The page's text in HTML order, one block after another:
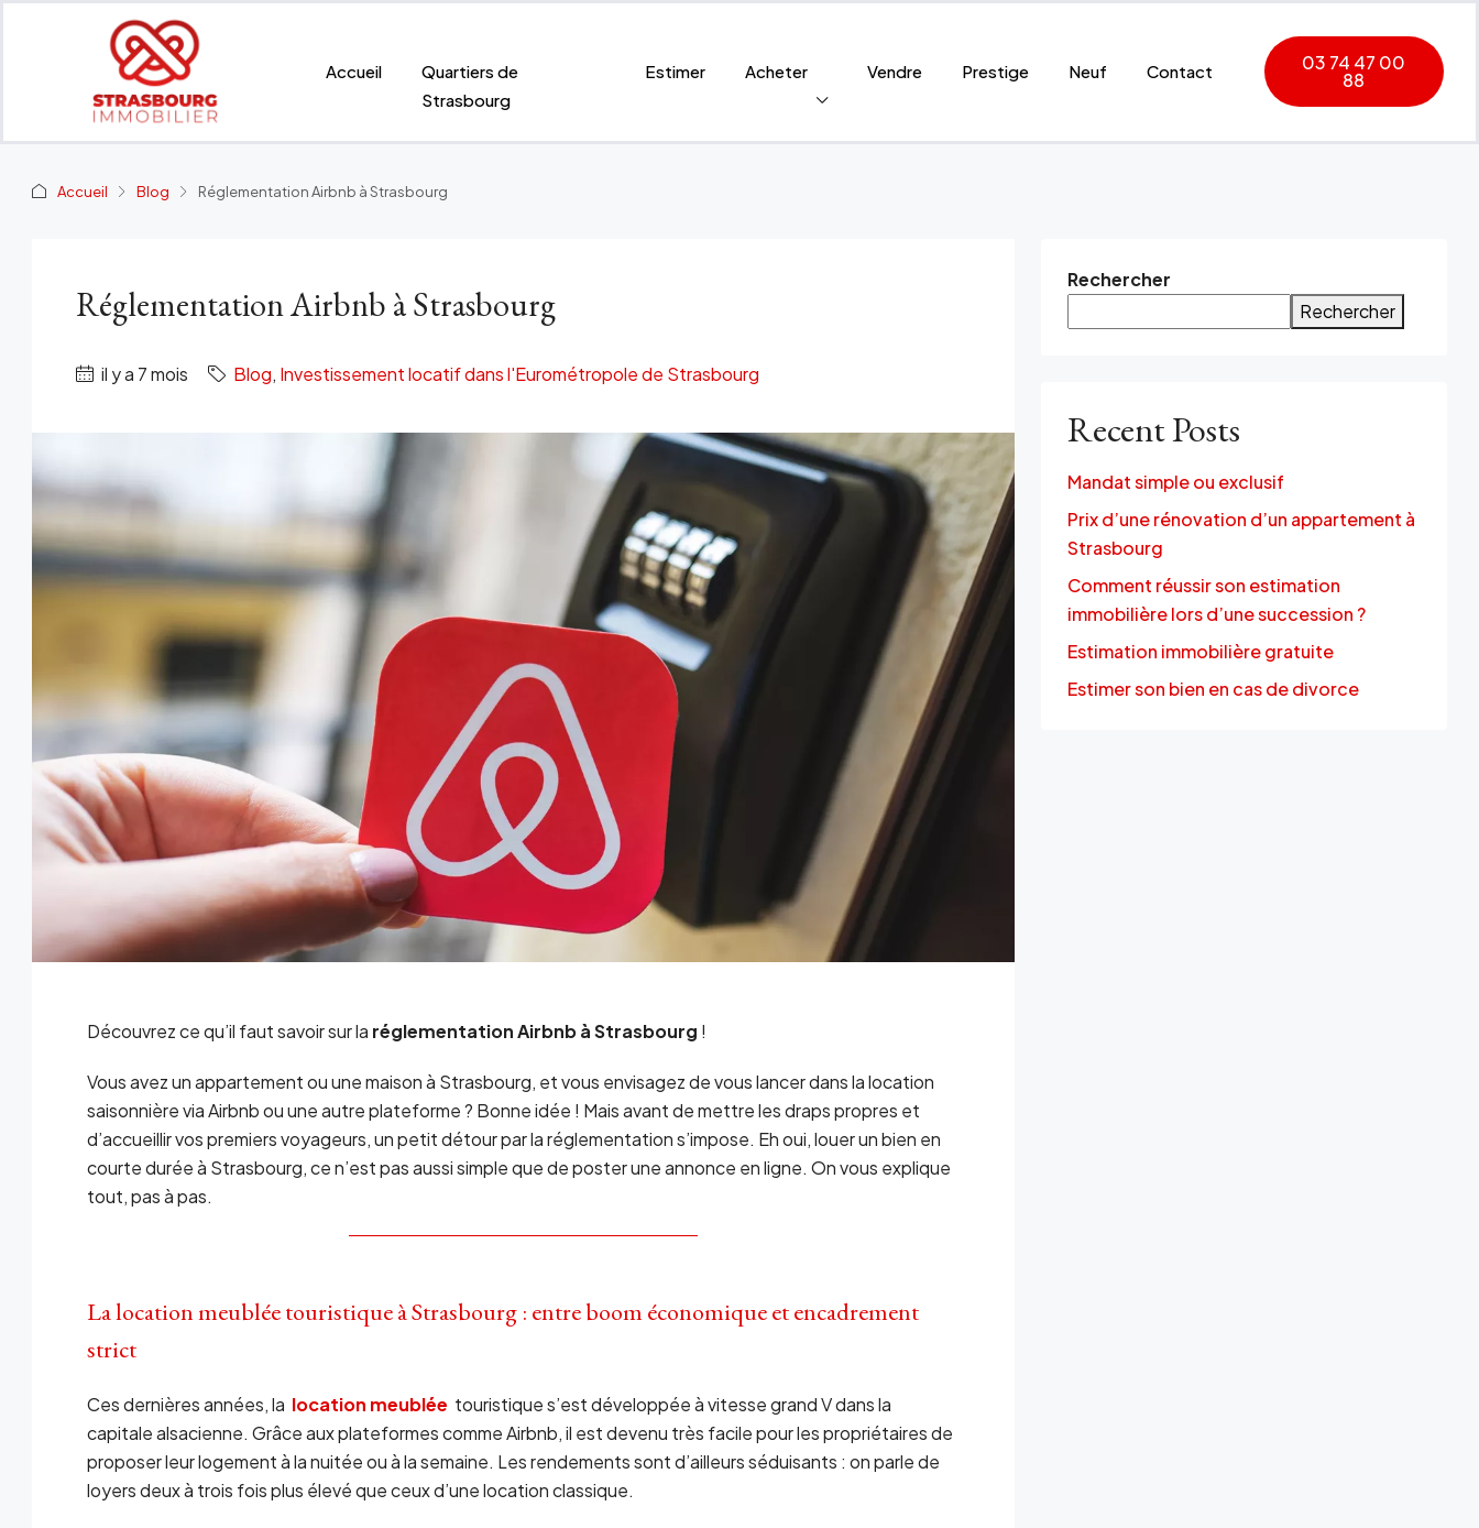
Accueil
Quartiers de
Strasbourg
Estimer Acheter Vendre Prestige Neuf Contact 03 74 47 00
88
Accueil Blog Réglementation Airbnb à Strasbourg
Réglementation Airbnb à Strasbourg
il y a 7 mois Blog, Investissement locatif dans l'Eurométropole de Strasbourg
Découvrez ce qu’il faut savoir sur la réglementation Airbnb à Strasbourg !
Vous avez un appartement ou une maison à Strasbourg, et vous envisagez de vous lancer dans la location
saisonnière via Airbnb ou une autre plateforme ? Bonne idée ! Mais avant de mettre les draps propres et
d’accueillir vos premiers voyageurs, un petit détour par la réglementation s’impose. Eh oui, louer un bien en
courte durée à Strasbourg, ce n’est pas aussi simple que de poster une annonce en ligne. On vous explique
tout, pas à pas.
La location meublée touristique à Strasbourg : entre boom économique et encadrement
strict
Ces dernières années, la location meublée touristique s’est développée à vitesse grand V dans la
capitale alsacienne. Grâce aux plateformes comme Airbnb, il est devenu très facile pour les propriétaires de
proposer leur logement à la nuitée ou à la semaine. Les rendements sont d’ailleurs séduisants : on parle de
loyers deux à trois fois plus élevé que ceux d’une location classique.
Rechercher
Rechercher
Recent Posts
Mandat simple ou exclusif
Prix d’une rénovation d’un appartement à
Strasbourg
Comment réussir son estimation
immobilière lors d’une succession ?
Estimation immobilière gratuite
Estimer son bien en cas de divorce